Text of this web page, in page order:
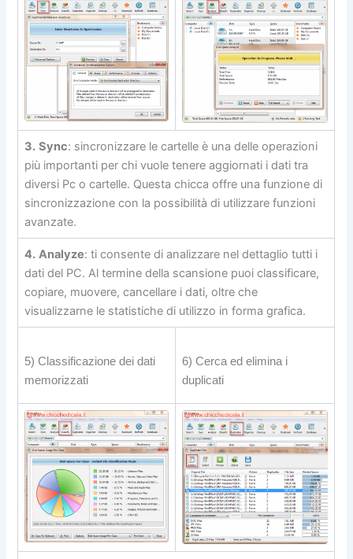
3. Sync: sincronizzare le cartelle è una delle operazioni
più importanti per chi vuole tenere aggiornati i dati tra
diversi Pc o cartelle. Questa chicca offre una funzione di
sincronizzazione con la possibilità di utilizzare funzioni
avanzate.
4. Analyze: ti consente di analizzare nel dettaglio tutti i
dati del PC. Al termine della scansione puoi classificare,
copiare, muovere, cancellare i dati, oltre che
visualizzarne le statistiche di utilizzo in forma grafica.
5) Classificazione dei dati
memorizzati
6) Cerca ed elimina i
duplicati